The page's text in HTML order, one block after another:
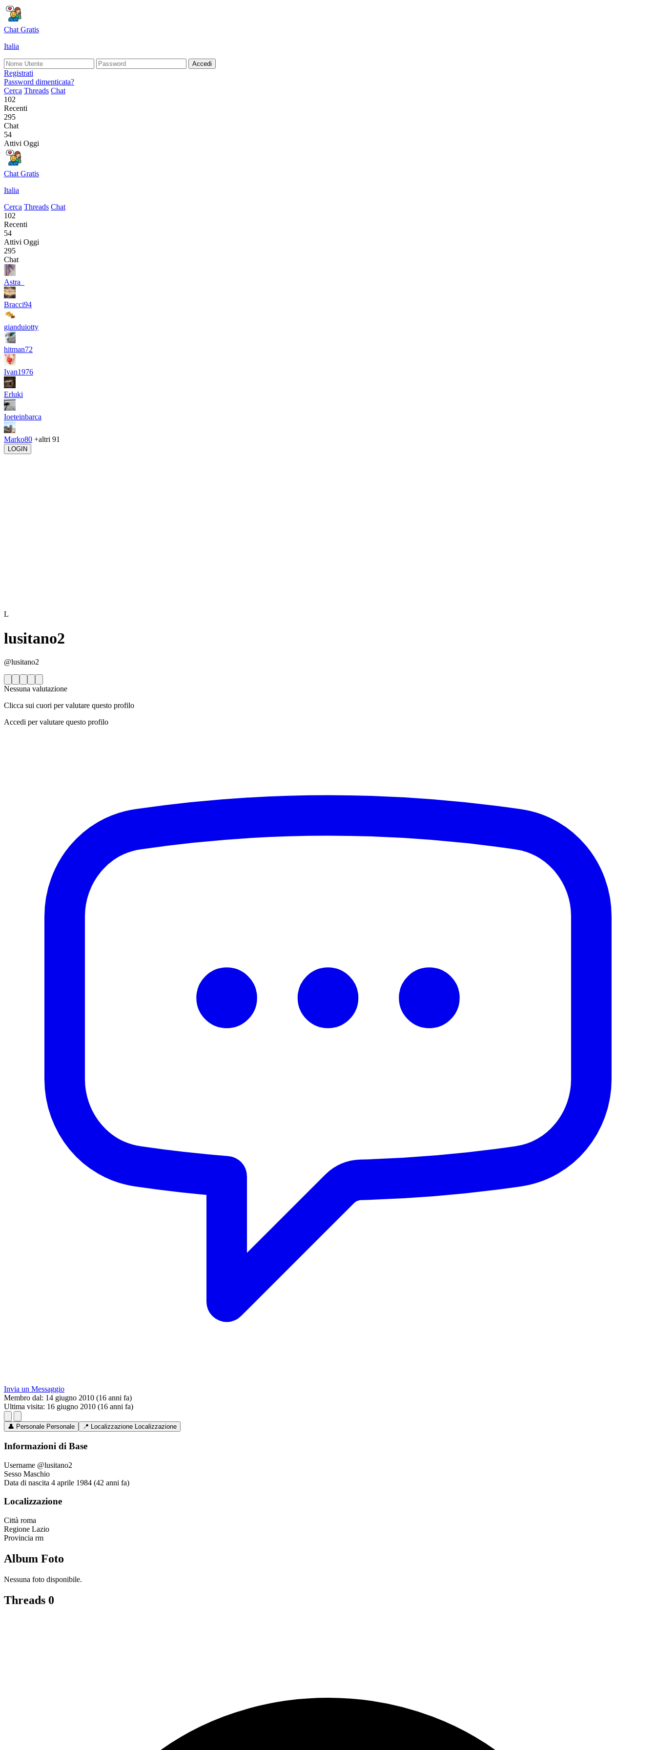
Chat Gratis
Italia
Accedi
Registrati
Password dimenticata?
Cerca Threads Chat
102
Recenti
295
Chat
54
Attivi Oggi
Chat Gratis
Italia
Cerca Threads Chat
102
Recenti
54
Attivi Oggi
295
Chat
Astra_
Bracci94
gianduiotty
hitman72
Ivan1976
Erluki
Ioeteinbarca
Marko80 +altri 91
LOGIN
L
lusitano2
@lusitano2
Nessuna valutazione
Clicca sui cuori per valutare questo profilo
Accedi per valutare questo profilo
Invia un Messaggio
Membro dal: 14 giugno 2010 (16 anni fa)
Ultima visita: 16 giugno 2010 (16 anni fa)
👤 Personale Personale 📍 Localizzazione Localizzazione
Informazioni di Base
Username @lusitano2
Sesso Maschio
Data di nascita 4 aprile 1984 (42 anni fa)
Localizzazione
Città roma
Regione Lazio
Provincia rm
Album Foto
Nessuna foto disponibile.
Threads 0